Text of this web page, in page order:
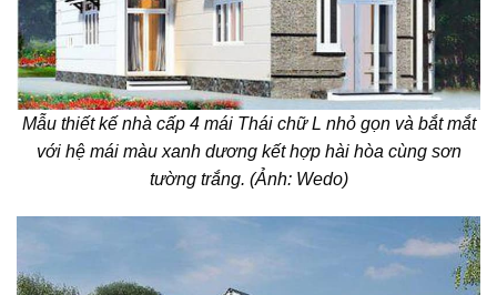
Mẫu thiết kế nhà cấp 4 mái Thái chữ L nhỏ gọn và bắt mắt
với hệ mái màu xanh dương kết hợp hài hòa cùng sơn
tường trắng. (Ảnh: Wedo)